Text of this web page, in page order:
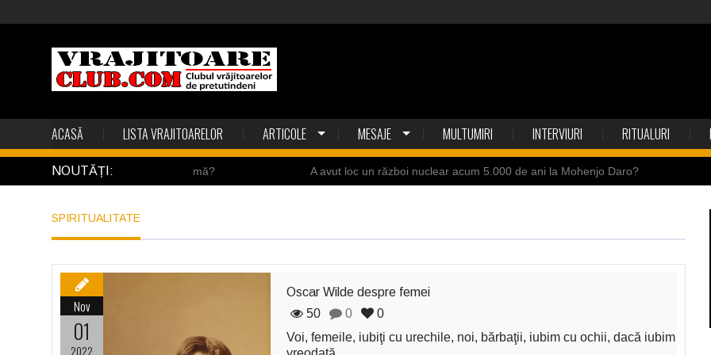
ACASĂ LISTA VRAJITOARELOR ARTICOLE MESAJE MULTUMIRI INTERVIURI RITUALURI
NOUTĂȚI:
Valmy, o victorie sau o enigmă? A avut loc un război nuclear acum 5.000 de ani la Mohenjo Daro?
SPIRITUALITATE
Nov
01
2022
Oscar Wilde despre femei
50
0
0
Voi, femeile, iubiţi cu urechile, noi, bărbaţii, iubim cu ochii, dacă iubim